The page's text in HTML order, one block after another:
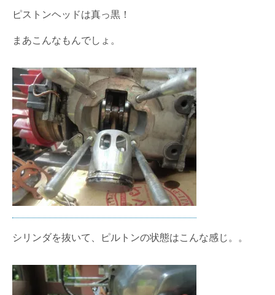
ピストンヘッドは真っ黒！
まあこんなもんでしょ。
シリンダを抜いて、ピルトンの状態はこんな感じ。。